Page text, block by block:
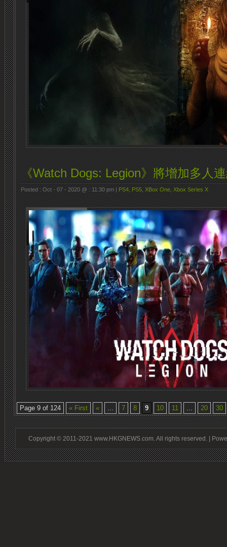
《Watch Dogs: Legion》將增加多人
Posted : Oct - 07 - 2020 @ : 11:30 pm | PS4 PS5 XBox One Xbox Series X
Page 9 of 124 « First « ... 7 8 9 10 11 ... 20 30
Copyright © 2011-2021 www.HKGNEWS.com. All rights reserved. |